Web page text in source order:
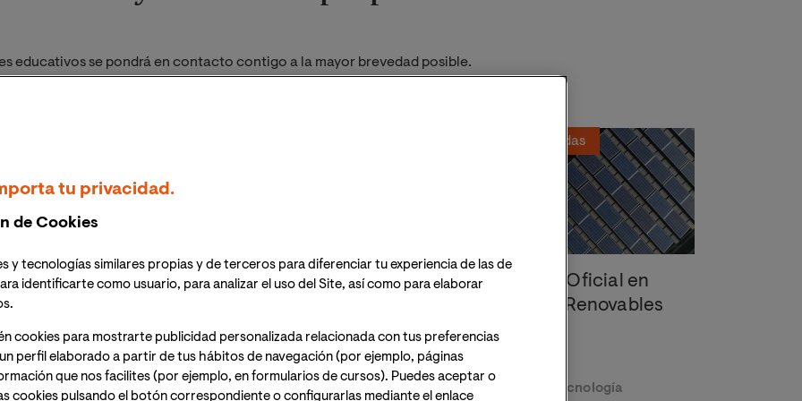
educativos se pondrá en contacto contigo a la mayor brevedad posible.
Oficial en
Artificial
y Tecnología
Maestría Oficial en
Datos
Ciencia y Tecnología
Plazas limitadas
Maestría Oficial en
Energías Renovables
Ciencia y Tecnología
tu privacidad.
de Cookies
y tecnologías similares propias y de terceros para diferenciar tu experiencia de las de
identificarte como usuario, para analizar el uso del Site, así como para elaborar
cookies para mostrarte publicidad personalizada relacionada con tus preferencias
perfil elaborado a partir de tus hábitos de navegación (por ejemplo, páginas
que nos facilites (por ejemplo, en formularios de cursos). Puedes aceptar o
cookies pulsando el botón correspondiente o configurarlas mediante el enlace